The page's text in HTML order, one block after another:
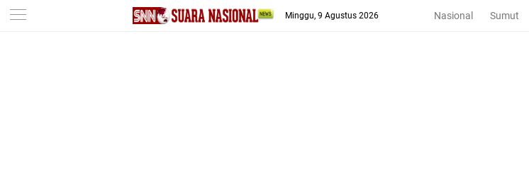
-->
Minggu, 9 Agustus 2026 Nasional Sumut